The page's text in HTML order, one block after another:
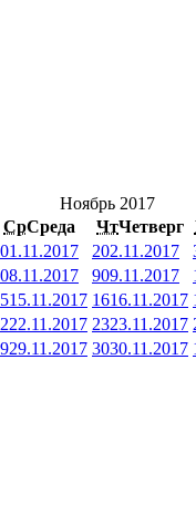
Ноябрь 2017
СрСреда ЧтЧетверг
01.11.2017 202.11.2017
08.11.2017 909.11.2017
15.11.2017 1616.11.2017
22.11.2017 2323.11.2017
29.11.2017 3030.11.2017